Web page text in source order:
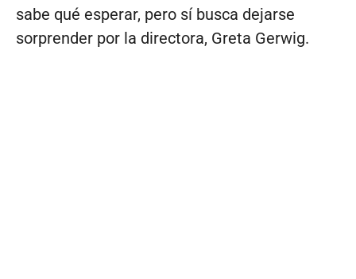
sabe qué esperar, pero sí busca dejarse
sorprender por la directora, Greta Gerwig.